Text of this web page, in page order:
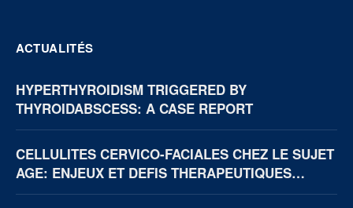
ACTUALITÉS
HYPERTHYROIDISM TRIGGERED BY
THYROIDABSCESS: A CASE REPORT
CELLULITES CERVICO-FACIALES CHEZ LE SUJET
AGE: ENJEUX ET DEFIS THERAPEUTIQUES
(BOUAKE, CÔTE D’IVOIRE)